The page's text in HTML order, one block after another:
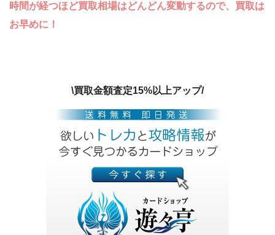
時間が経つほど買取相場はどんどん変動するので、買取は
お早めに！
\買取金額査定15%以上アップ/